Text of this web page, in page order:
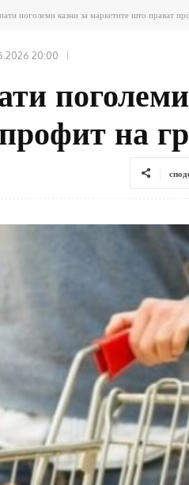
поголеми казни за маркетите што прават
20:00
на